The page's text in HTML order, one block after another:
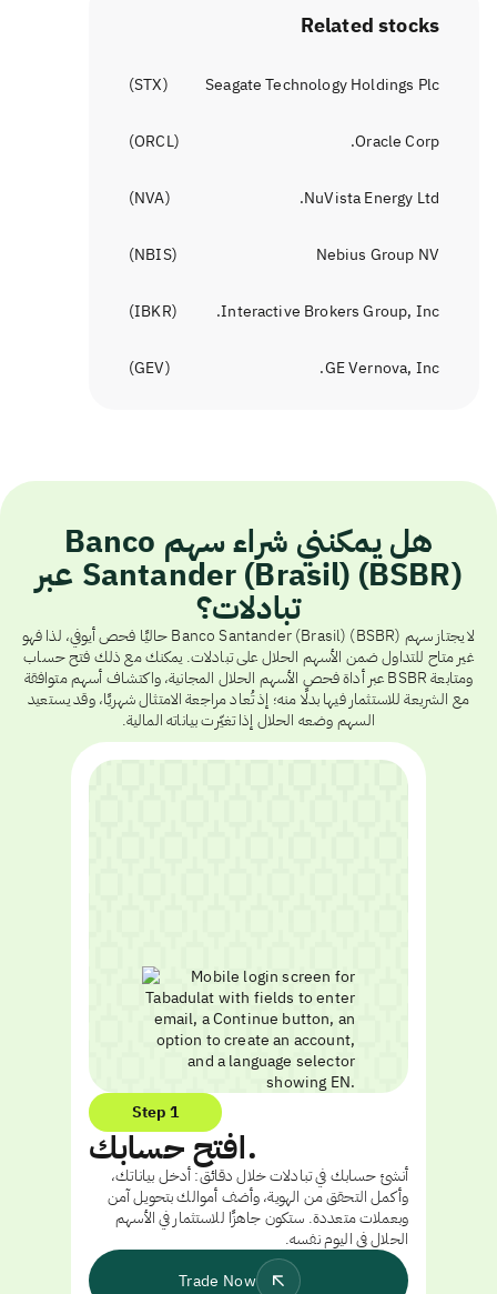
Related stocks
Seagate Technology Holdings Plc
(
STX
)
Oracle Corp.
(
ORCL
)
NuVista Energy Ltd.
(
NVA
)
Nebius Group NV
(
NBIS
)
Interactive Brokers Group, Inc.
(
IBKR
)
GE Vernova, Inc.
(
GEV
)
هل يمكنني شراء سهم Banco
Santander (Brasil) (BSBR) عبر
تبادلات؟
لا يجتاز سهم Banco Santander (Brasil) (BSBR) حاليًا فحص أيوفي، لذا فهو
غير متاح للتداول ضمن الأسهم الحلال على تبادلات. يمكنك مع ذلك فتح حساب
ومتابعة BSBR عبر أداة فحص الأسهم الحلال المجانية، واكتشاف أسهم متوافقة
مع الشريعة للاستثمار فيها بدلًا منه؛ إذ تُعاد مراجعة الامتثال شهريًا، وقد يستعيد
السهم وضعه الحلال إذا تغيّرت بياناته المالية.
Step 1
افتح حسابك.
أنشئ حسابك في تبادلات خلال دقائق: أدخل بياناتك،
وأكمل التحقق من الهوية، وأضف أموالك بتحويل آمن
وبعملات متعددة. ستكون جاهزًا للاستثمار في الأسهم
الحلال في اليوم نفسه.
Trade Now